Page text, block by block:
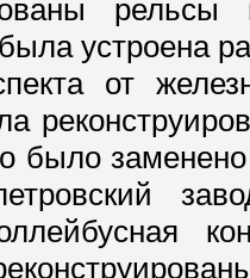
устроена
от
было